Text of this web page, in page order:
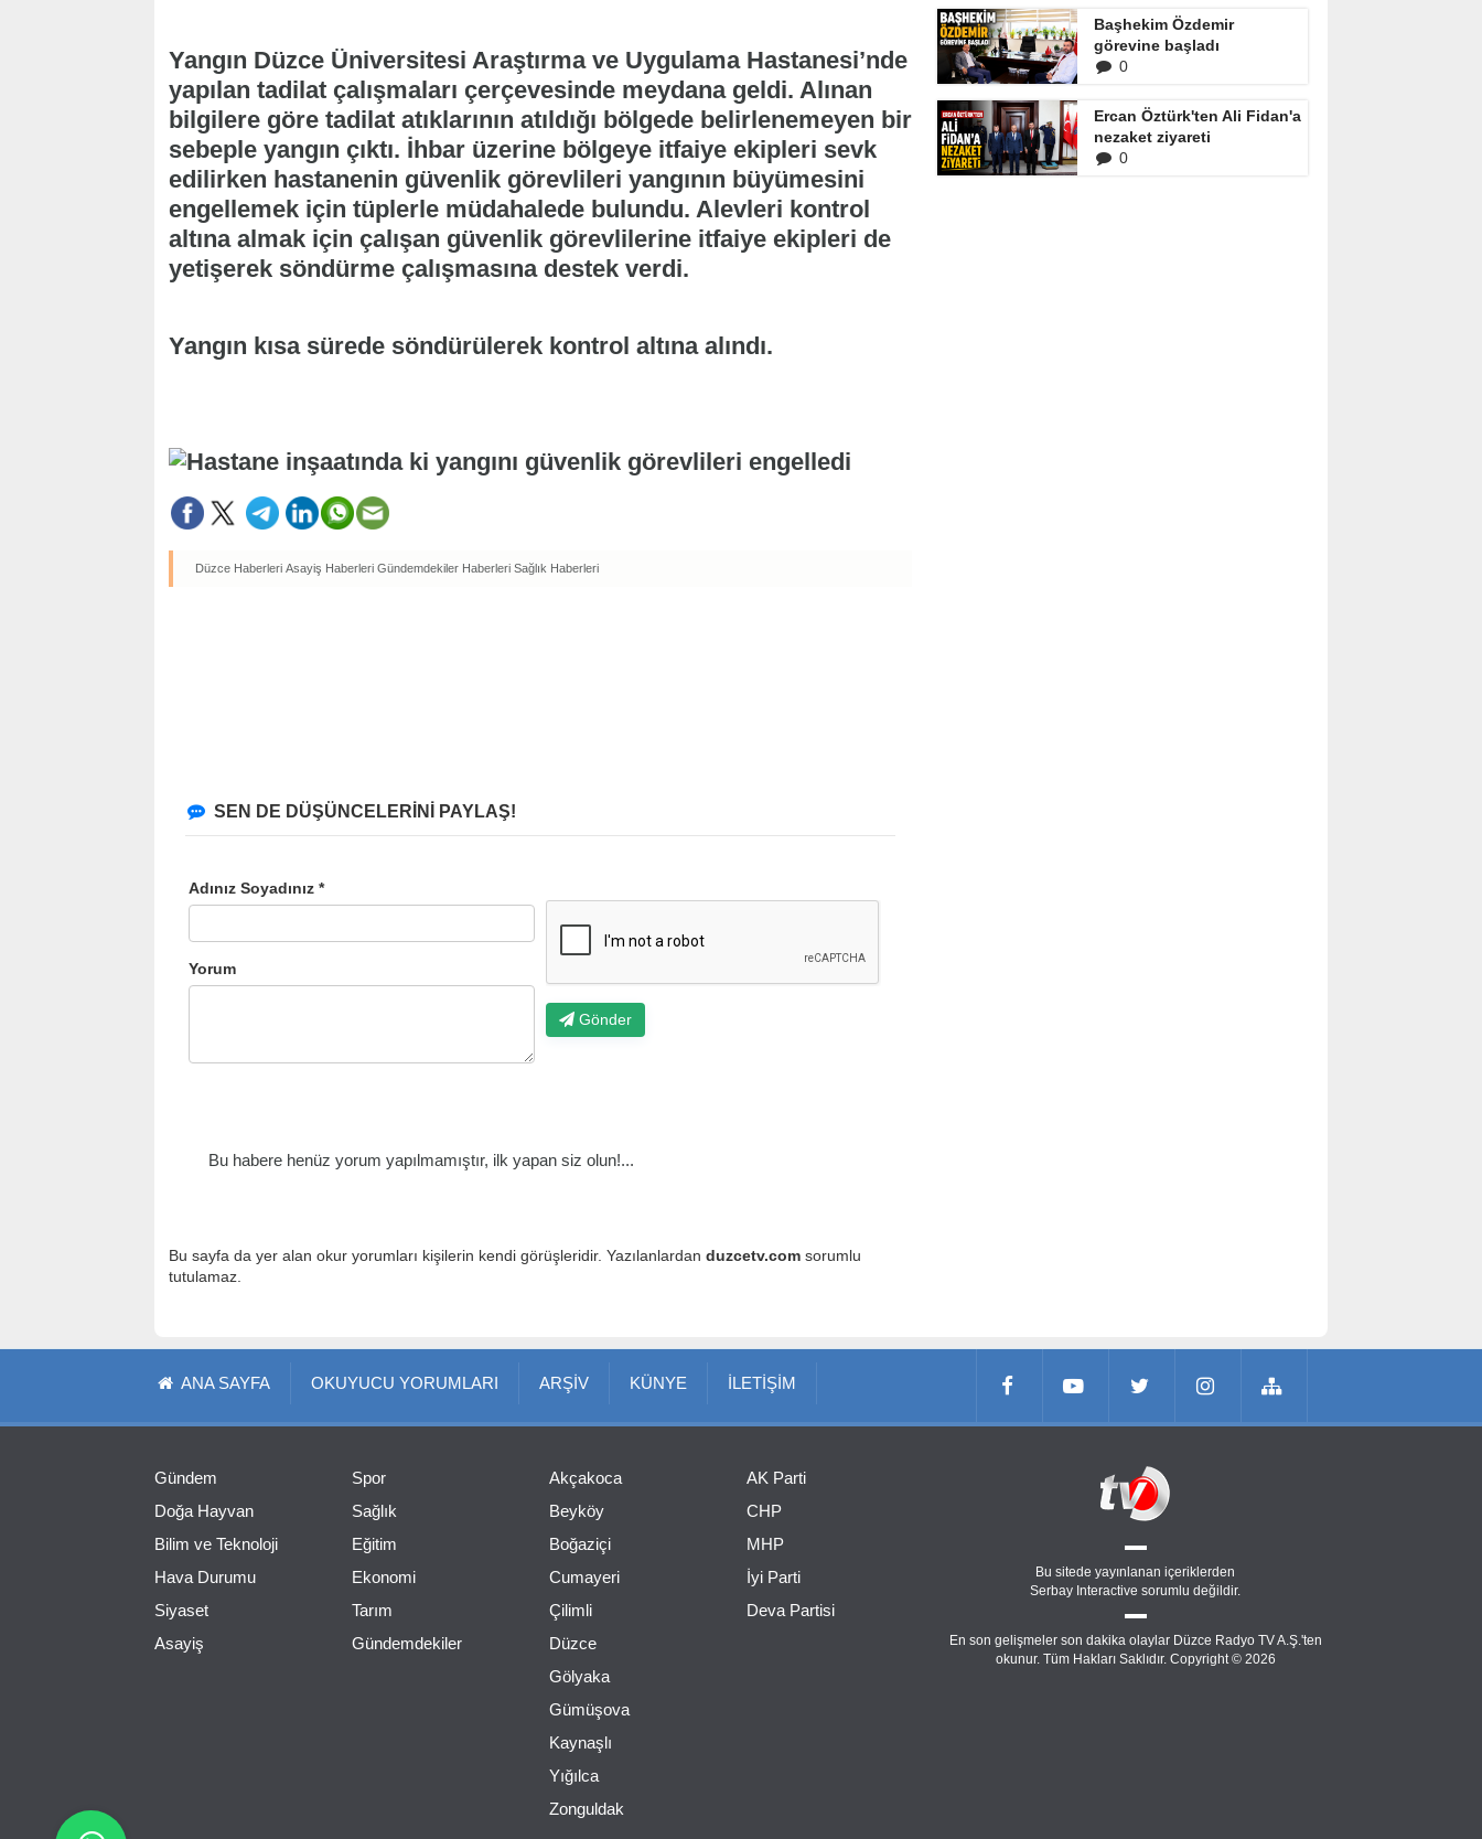
Yangın Düzce Üniversitesi Araştırma ve Uygulama Hastanesi’nde
yapılan tadilat çalışmaları çerçevesinde meydana geldi. Alınan
bilgilere göre tadilat atıklarının atıldığı bölgede belirlenemeyen bir
sebeple yangın çıktı. İhbar üzerine bölgeye itfaiye ekipleri sevk
edilirken hastanenin güvenlik görevlileri yangının büyümesini
engellemek için tüplerle müdahalede bulundu. Alevleri kontrol
altına almak için çalışan güvenlik görevlilerine itfaiye ekipleri de
yetişerek söndürme çalışmasına destek verdi.
Yangın kısa sürede söndürülerek kontrol altına alındı.
Düzce Haberleri Asayiş Haberleri Gündemdekiler Haberleri Sağlık Haberleri
SEN DE DÜŞÜNCELERİNİ PAYLAŞ!
Adınız Soyadınız *
Yorum
Gönder
Bu habere henüz yorum yapılmamıştır, ilk yapan siz olun!...
Bu sayfa da yer alan okur yorumları kişilerin kendi görüşleridir. Yazılanlardan duzcetv.com sorumlu
tutulamaz.
Başhekim Özdemir
görevine başladı
0
Ercan Öztürk'ten Ali Fidan'a
nezaket ziyareti
0
ANA SAYFA OKUYUCU YORUMLARI ARŞİV KÜNYE İLETİŞİM
Gündem
Doğa Hayvan
Bilim ve Teknoloji
Hava Durumu
Siyaset
Asayiş
Spor
Sağlık
Eğitim
Ekonomi
Tarım
Gündemdekiler
Akçakoca
Beyköy
Boğaziçi
Cumayeri
Çilimli
Düzce
Gölyaka
Gümüşova
Kaynaşlı
Yığılca
Zonguldak
AK Parti
CHP
MHP
İyi Parti
Deva Partisi
Bu sitede yayınlanan içeriklerden
Serbay Interactive sorumlu değildir.
En son gelişmeler son dakika olaylar Düzce Radyo TV A.Ş.'ten
okunur. Tüm Hakları Saklıdır. Copyright © 2026